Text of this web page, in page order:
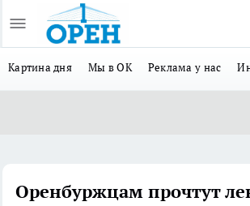
Картина дня Мы в ОК Реклама у нас
Оренбуржцам прочтут